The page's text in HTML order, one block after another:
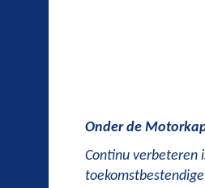
Onder de
Continu verbeteren